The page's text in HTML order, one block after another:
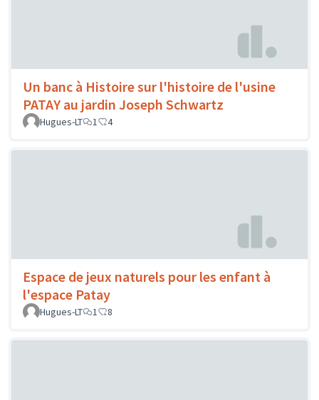
Un banc à Histoire sur l'histoire de l'usine
PATAY au jardin Joseph Schwartz
Hugues-LT 1 4
Espace de jeux naturels pour les enfant à
l'espace Patay
Hugues-LT 1 8